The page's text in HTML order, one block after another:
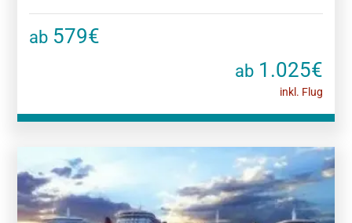
ab 579€
ab1.025€
inkl. Flug